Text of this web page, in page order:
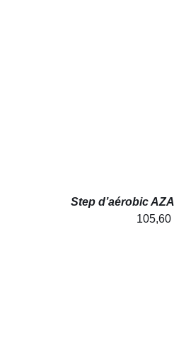
Step d’aérobic
105,60